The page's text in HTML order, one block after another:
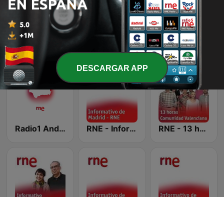
Radio AlmasLibres
Radio1 Andalucía RNE - Informativo de Madrid RNE - 13 horas Comunidad Valenciana
DESCARGAR APP